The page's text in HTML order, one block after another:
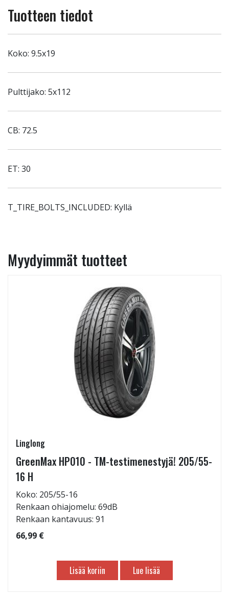
Tuotteen tiedot
Koko: 9.5x19
Pulttijako: 5x112
CB: 72.5
ET: 30
T_TIRE_BOLTS_INCLUDED: Kyllä
Myydyimmät tuotteet
Linglong
GreenMax HP010 - TM-testimenestyjä! 205/55-
16 H
Koko: 205/55-16
Renkaan ohiajomelu: 69dB
Renkaan kantavuus: 91
66,99 €
Lisää koriin Lue lisää